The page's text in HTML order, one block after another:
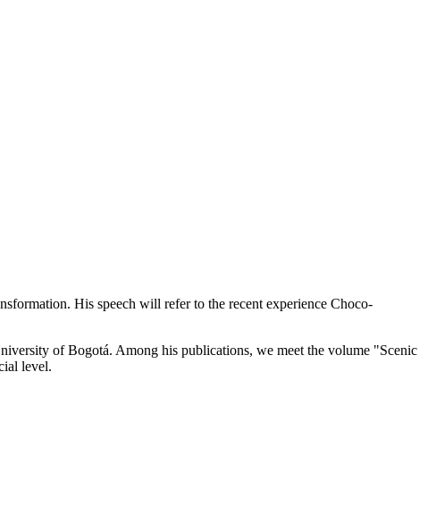
His speech will refer to the recent experience Choco-
of Bogotá. Among his publications, we meet the volume "Scenic
level.